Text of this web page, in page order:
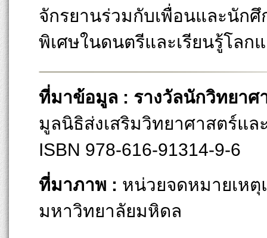
จักรยานร่วมกับเพื่อนและนัก
พิเศษในดนตรีและเรียนรู้โลก
ที่มาข้อมูล : รางวัลนักวิทยาศ
มูลนิธิส่งเสริมวิทยาศาสตร์แ
ISBN 978-616-91314-9-6
ที่มาภาพ : หน่วยจดหมายเห
มหาวิทยาลัยมหิดล